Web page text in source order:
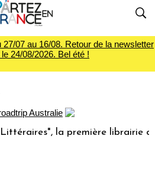
07 au 16/08. Retour de la newsletter
24/08/2026. Bel été !
la première librairie du voyage